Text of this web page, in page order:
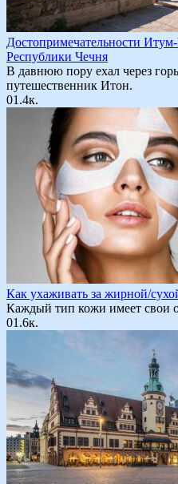
Достопримечательности
Республики Чечня
В давнюю пору ехал через
путешественник Итон.
01.4к.
Как ухаживать за жирной/
Каждый тип кожи имеет свои
01.6к.